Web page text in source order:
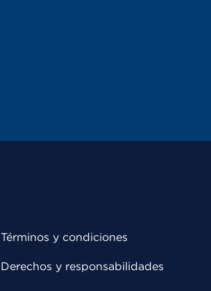
Términos y condiciones
Derechos y responsabilidades